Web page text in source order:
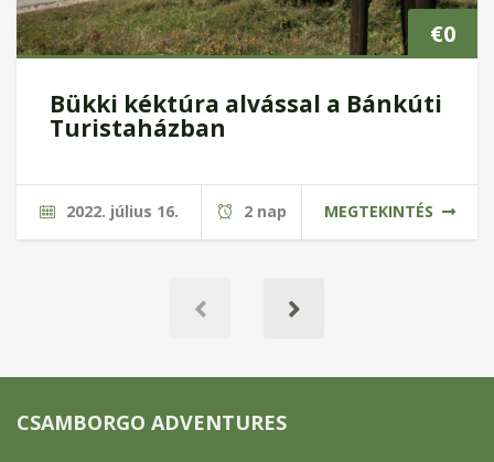
€0
Bükki kéktúra alvással a Bánkúti
Turistaházban
2022. július 16. 2 nap MEGTEKINTÉS
CSAMBORGO ADVENTURES